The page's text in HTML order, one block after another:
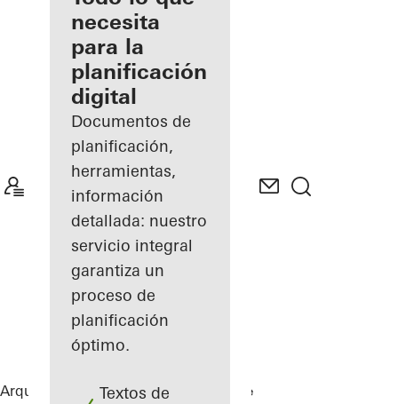
registrado
Descubre
mi área
de
trabajo
necesita
para la
planificación
digital
Documentos de
planificación,
herramientas,
información
detallada: nuestro
servicio integral
garantiza un
proceso de
planificación
óptimo.
Textos de
Arquitectos ReferenciasPrivate Home